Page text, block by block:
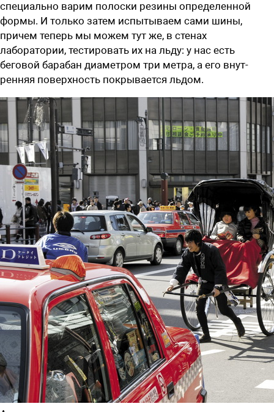
специально варим полоски резины определенной
формы. И только затем испытываем сами шины,
причем теперь мы можем тут же, в стенах
лаборатории, тестировать их на льду: у нас есть
беговой барабан диаметром три метра, а его внут­
ренняя поверхность покрывается льдом.